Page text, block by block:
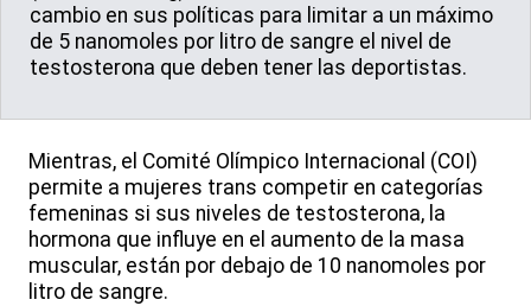
cambio en sus políticas para limitar a un máximo
de 5 nanomoles por litro de sangre el nivel de
testosterona que deben tener las deportistas.
Mientras, el Comité Olímpico Internacional (COI)
permite a mujeres trans competir en categorías
femeninas si sus niveles de testosterona, la
hormona que influye en el aumento de la masa
muscular, están por debajo de 10 nanomoles por
litro de sangre.